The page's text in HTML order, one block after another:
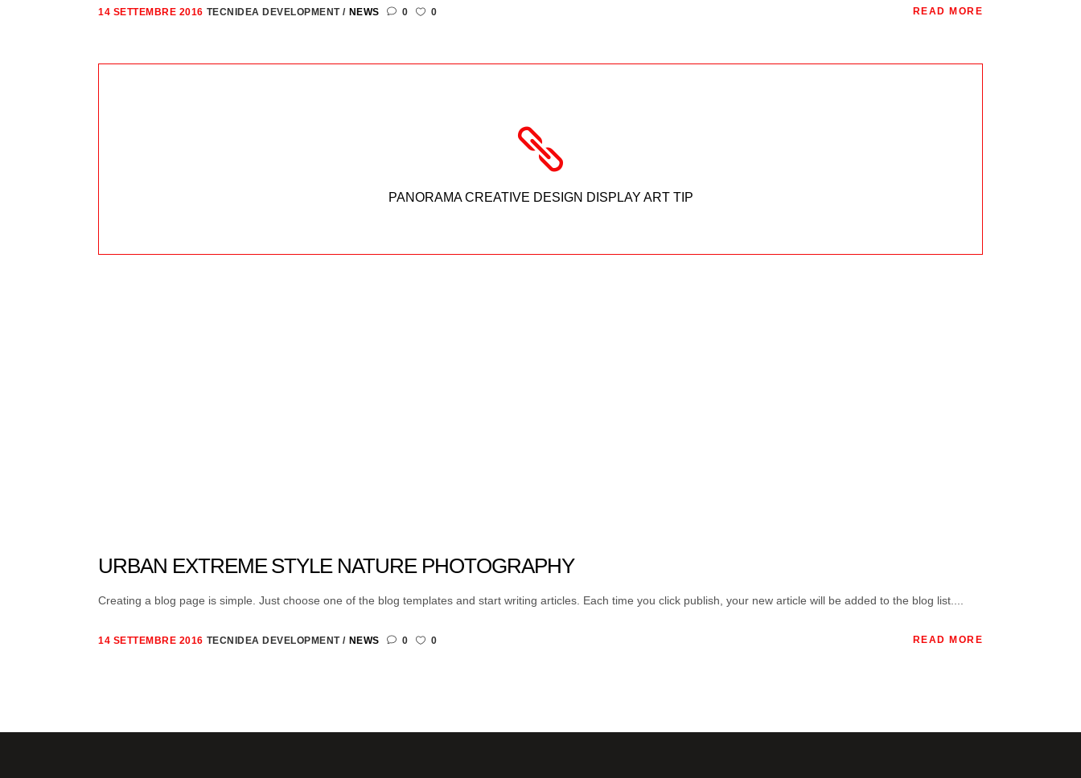
14 SETTEMBRE 2016 TECNIDEA DEVELOPMENT NEWS 0 0 READ MORE
PANORAMA CREATIVE DESIGN DISPLAY ART TIP
URBAN EXTREME STYLE NATURE PHOTOGRAPHY
Creating a blog page is simple. Just choose one of the blog templates and start writing articles. Each time you click publish, your new article will be added to the blog list....
14 SETTEMBRE 2016 TECNIDEA DEVELOPMENT NEWS 0 0 READ MORE